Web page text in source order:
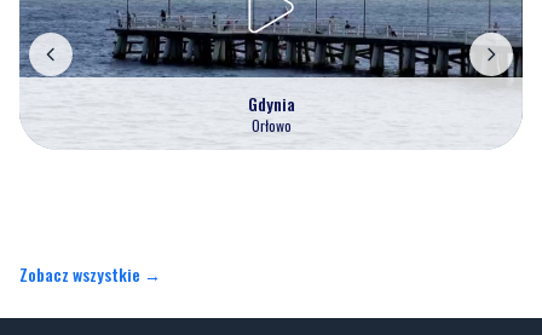
Gdynia
Orłowo
Artykuły Informacje